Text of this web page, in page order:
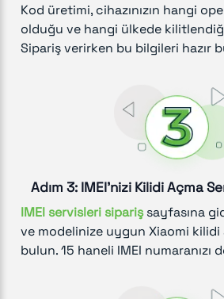
Kod üretimi, cihazınızın hangi
olduğu ve hangi ülkede
Sipariş verirken bu bilgileri hazır
Adım 3: IMEI'nizi Kilidi Açma
IMEI servisleri siparişsayfasına
ve modelinize uygun Xiaomi
bulun. 15 haneli IMEI numaranızı